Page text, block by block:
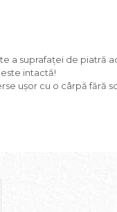
a suprafaței de piatră
intactă!
ușor cu o cârpă fără